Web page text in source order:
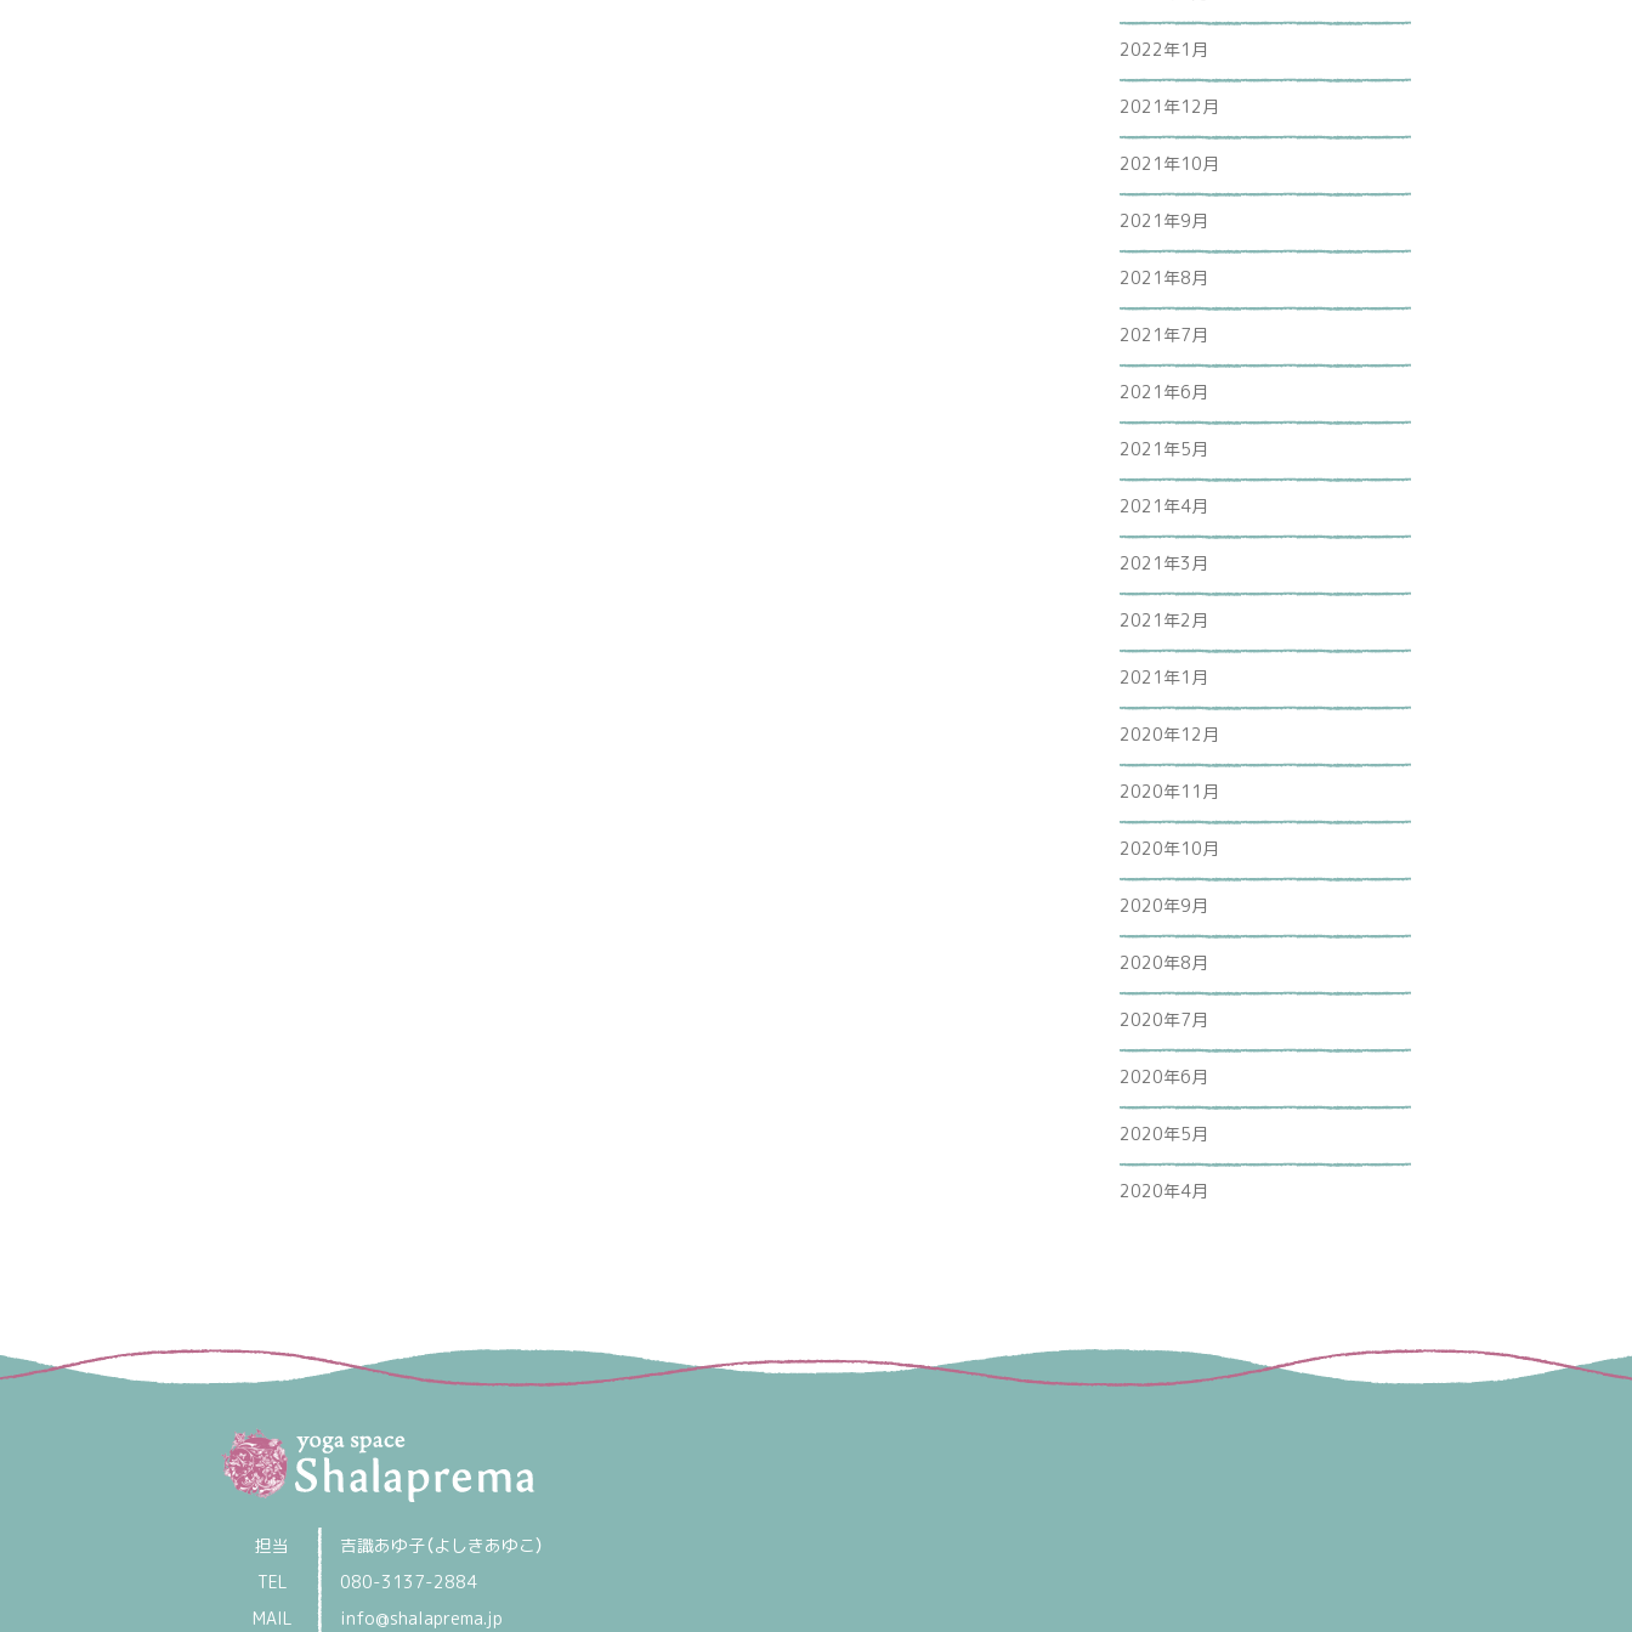
2022年1月
2021年12月
2021年10月
2021年9月
2021年8月
2021年7月
2021年6月
2021年5月
2021年4月
2021年3月
2021年2月
2021年1月
2020年12月
2020年11月
2020年10月
2020年9月
2020年8月
2020年7月
2020年6月
2020年5月
2020年4月
?>
担当
吉識あゆ子（よしきあゆこ）
TEL
080-3137-2884
MAIL
info@shalaprema.jp